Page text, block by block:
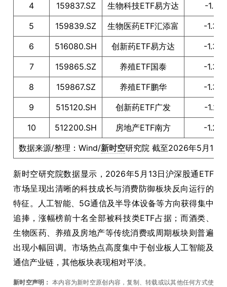
4
159837.SZ 生物科技ETF易方达
-1.41
5
159839.SZ 生物医药ETF汇添富
-1.39
6
516080.SH 创新药ETF易方达
-1.35
7
159865.SZ 养殖ETF国泰
-1.34
8
159867.SZ 养殖ETF鹏华
-1.32
9
515120.SH 创新药ETF广发
-1.27
10
512200.SH 房地产ETF南方
-1.26
数据来源/整理：Wind/新时空研究院 截至2026年5月13
新时空研究院数据显示，2026年5月13日沪深股通ETF
市场呈现出清晰的科技成长与消费防御板块反向运行的
特征。人工智能、5G通信及半导体设备等方向获得集中
追捧，涨幅榜前十名全部被科技类ETF占据；而酒类、
生物医药、养殖及房地产等传统消费或周期板块则普遍
出现小幅回调。市场热点高度集中于创业板人工智能及
通信产业链，其他板块表现相对平淡。
新时空声明： 本内容为新时空原创内容，复制、转载或以其他任何方式使